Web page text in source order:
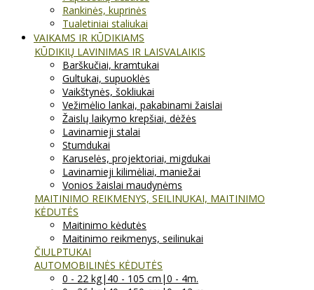
Rankinės, kuprinės
Tualetiniai staliukai
VAIKAMS IR KŪDIKIAMS
KŪDIKIŲ LAVINIMAS IR LAISVALAIKIS
Barškučiai, kramtukai
Gultukai, supuoklės
Vaikštynės, šokliukai
Vežimėlio lankai, pakabinami žaislai
Žaislų laikymo krepšiai, dėžės
Lavinamieji stalai
Stumdukai
Karuselės, projektoriai, migdukai
Lavinamieji kilimėliai, maniežai
Vonios žaislai maudynėms
MAITINIMO REIKMENYS, SEILINUKAI, MAITINIMO
KĖDUTĖS
Maitinimo kėdutės
Maitinimo reikmenys, seilinukai
ČIULPTUKAI
AUTOMOBILINĖS KĖDUTĖS
0 - 22 kg|40 - 105 cm|0 - 4m.